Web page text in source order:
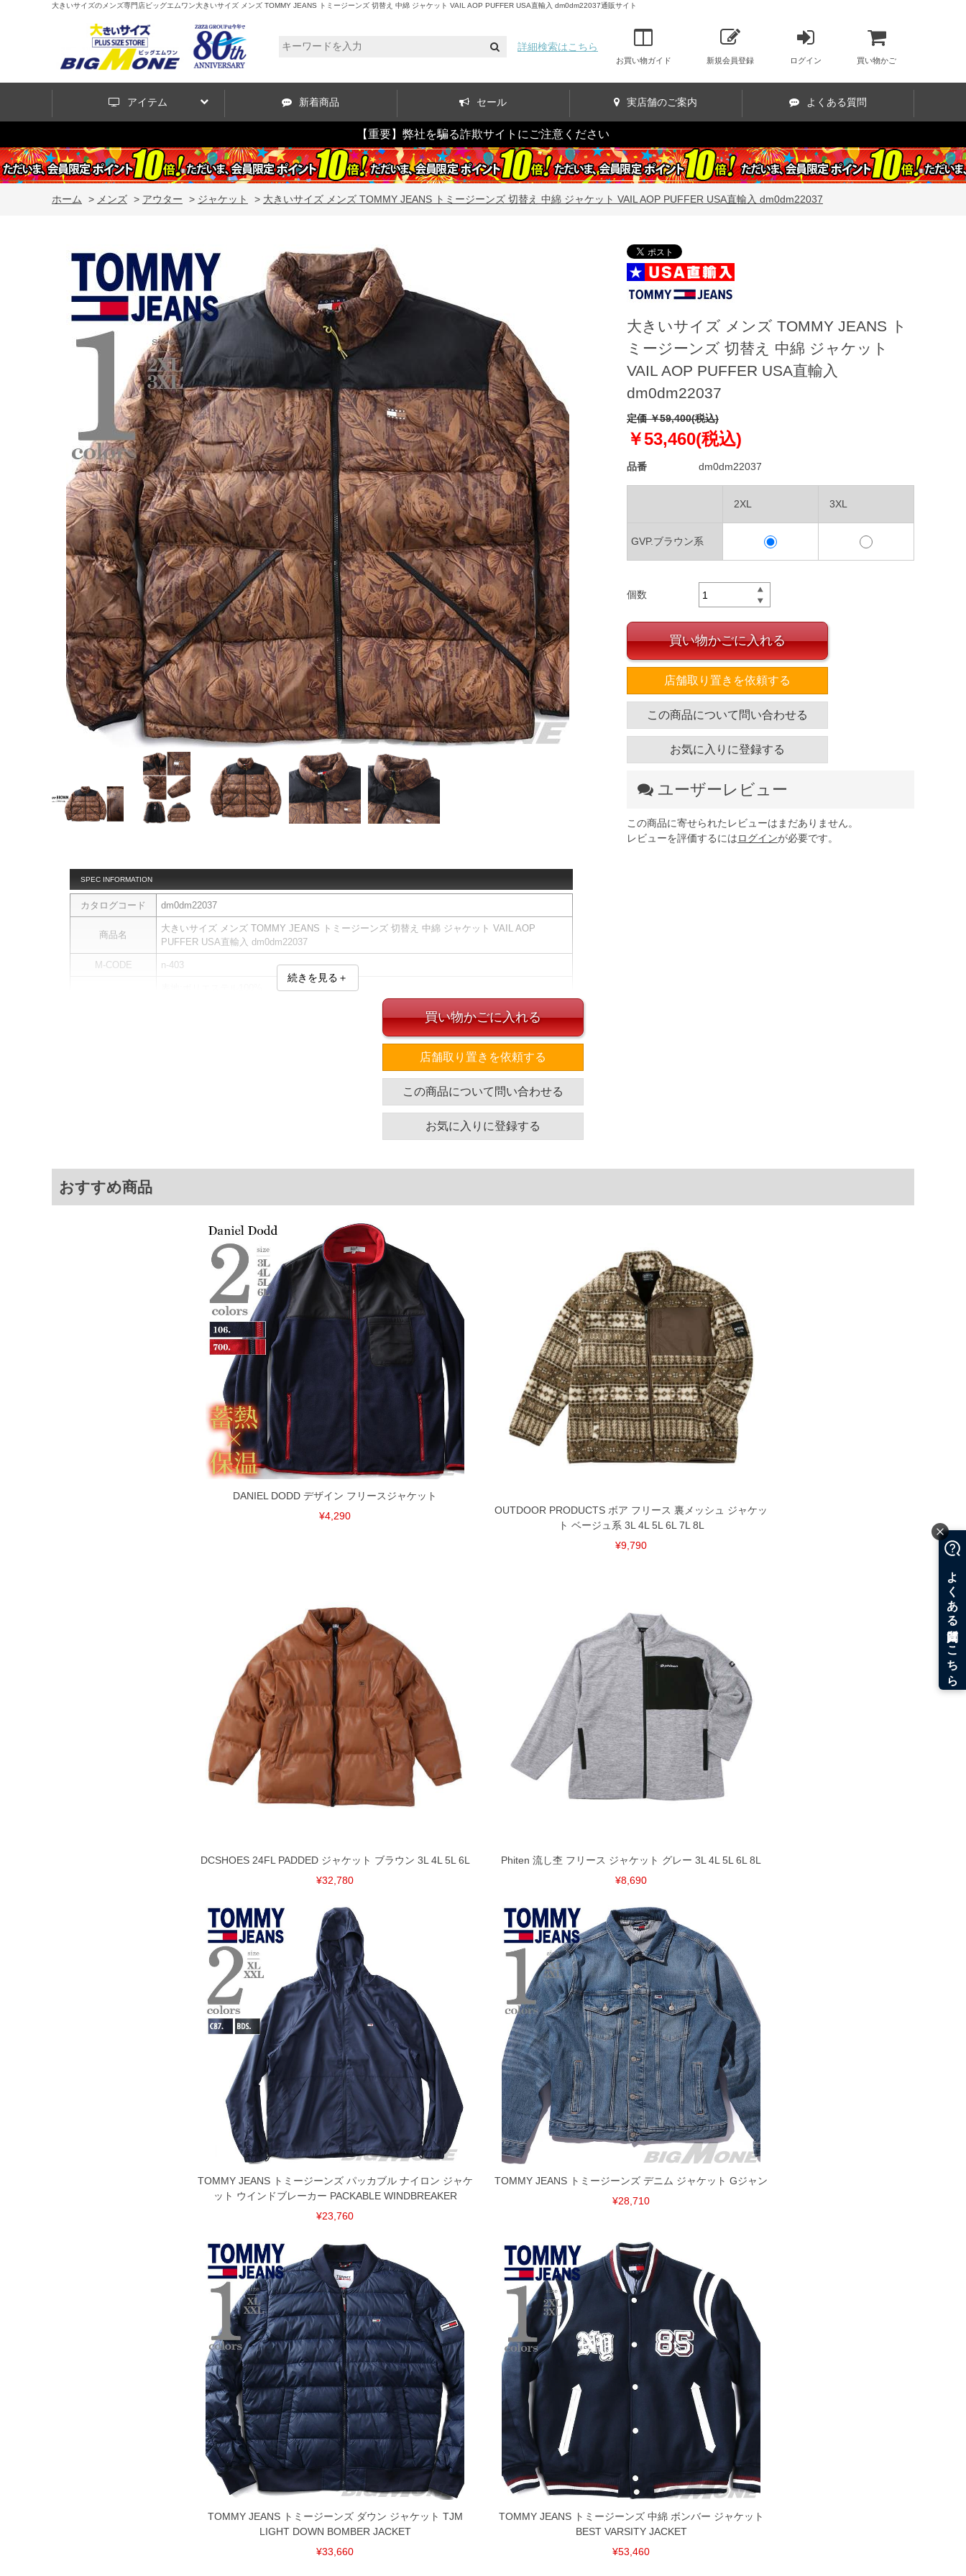
大きいサイズのメンズ専門店ビッグエムワン大きいサイズ メンズ TOMMY JEANS トミージーンズ 切替え 中綿 ジャケット VAIL AOP PUFFER USA直輸入 dm0dm22037通販サイト
詳細検索はこちら
お買い物ガイド 新規会員登録 ログイン 買い物かご
アイテム 新着商品 セール 実店舗のご案内 よくある質問
【重要】弊社を騙る詐欺サイトにご注意ください
ホーム > メンズ > アウター > ジャケット > 大きいサイズ メンズ TOMMY JEANS トミージーンズ 切替え 中綿 ジャケット VAIL AOP PUFFER USA直輸入 dm0dm22037
SPEC INFORMATION
カタログコード dm0dm22037
商品名
大きいサイズ メンズ TOMMY JEANS トミージーンズ 切替え 中綿 ジャケット VAIL AOP
PUFFER USA直輸入 dm0dm22037
M-CODE n-403
胸囲
133 76
※商品によって若干のサイズの誤差がございます。また、お客様がご使用の環境（コンピュータ画
※上記サイズが実際の商品に付いているタグのサイズ表記と異なる場合があります。お取り扱い前に
商品付属タグの記載もご確認下さい。
※当店での掲載商品は、実店鋪と在庫を共用しておりますので店頭での売り違い、店舗からのお取り
寄せ等により、お客様にご迷惑をお掛けしてしまう場合がございます。そのようなことがない様最大
限に努めておりますが、もしあった場合速やかにご連絡させて頂きますので予めご了承ください。
※【ボトムの裾上げをご希望の場合】
裾上げ料金は500円+税となります。
備考欄に股下●cmとご記入下さい。（裾上げ無料対象商品は1本につき税込6,000円以上の品が対象。
1本5,999円以下の商品は有料（500円+税）となります。）
出荷まで約1週間～20日間程お時間を頂く場合がございます。
尚、裾上げした商品は返品・交換不可となりますので、予めご了承下さい。
一部、お直しに対応出来ない商品がございます。(例：裾にファスナーや調節ひもが付いている、極
端なデザインが施されている等)
※【返品交換について】
返品交換希望の方は、商品到着後1週間以内にご連絡ください。
下着(肌着)やワイシャツは商品の性質上、返品交換不可とさせて頂いております。予めご了承くださ
続きを見る＋
大きいサイズ メンズ TOMMY JEANS ト
ミージーンズ 切替え 中綿 ジャケット
VAIL AOP PUFFER USA直輸入
dm0dm22037
定価 ￥59,400(税込)
￥53,460(税込)
品番 dm0dm22037
2XL 3XL
GVP.ブラウン系
個数
買い物かごに入れる
店舗取り置きを依頼する
この商品について問い合わせる
お気に入りに登録する
ユーザーレビュー
この商品に寄せられたレビューはまだありません。
レビューを評価するにはログインが必要です。
買い物かごに入れる
店舗取り置きを依頼する
この商品について問い合わせる
お気に入りに登録する
おすすめ商品
DANIEL DODD デザイン フリースジャケット
¥4,290
OUTDOOR PRODUCTS ボア フリース 裏メッシュ ジャケッ
ト ベージュ系 3L 4L 5L 6L 7L 8L
¥9,790
DCSHOES 24FL PADDED ジャケット ブラウン 3L 4L 5L 6L
¥32,780
Phiten 流し杢 フリース ジャケット グレー 3L 4L 5L 6L 8L
¥8,690
TOMMY JEANS トミージーンズ パッカブル ナイロン ジャケ
ット ウインドブレーカー PACKABLE WINDBREAKER
¥23,760
TOMMY JEANS トミージーンズ デニム ジャケット Gジャン
¥28,710
TOMMY JEANS トミージーンズ ダウン ジャケット TJM
LIGHT DOWN BOMBER JACKET
¥33,660
TOMMY JEANS トミージーンズ 中綿 ボンバー ジャケット
BEST VARSITY JACKET
¥53,460